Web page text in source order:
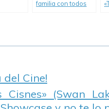
familia con todos
del Cine!
Cisnes» (Swan